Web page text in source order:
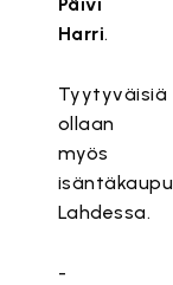
Harri.
Tyytyväisiä
ollaan
myös
Lahdessa.
-